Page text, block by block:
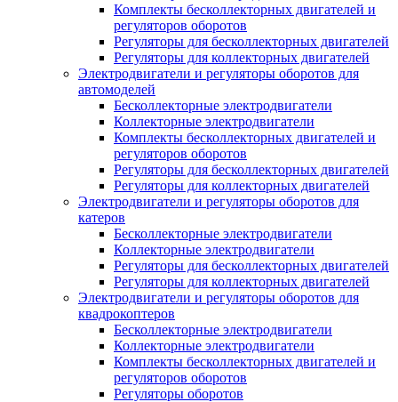
Комплекты бесколлекторных двигателей и
регуляторов оборотов
Регуляторы для бесколлекторных двигателей
Регуляторы для коллекторных двигателей
Электродвигатели и регуляторы оборотов для
автомоделей
Бесколлекторные электродвигатели
Коллекторные электродвигатели
Комплекты бесколлекторных двигателей и
регуляторов оборотов
Регуляторы для бесколлекторных двигателей
Регуляторы для коллекторных двигателей
Электродвигатели и регуляторы оборотов для
катеров
Бесколлекторные электродвигатели
Коллекторные электродвигатели
Регуляторы для бесколлекторных двигателей
Регуляторы для коллекторных двигателей
Электродвигатели и регуляторы оборотов для
квадрокоптеров
Бесколлекторные электродвигатели
Коллекторные электродвигатели
Комплекты бесколлекторных двигателей и
регуляторов оборотов
Регуляторы оборотов